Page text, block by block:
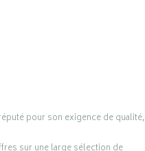
pour son exigence de qualité,